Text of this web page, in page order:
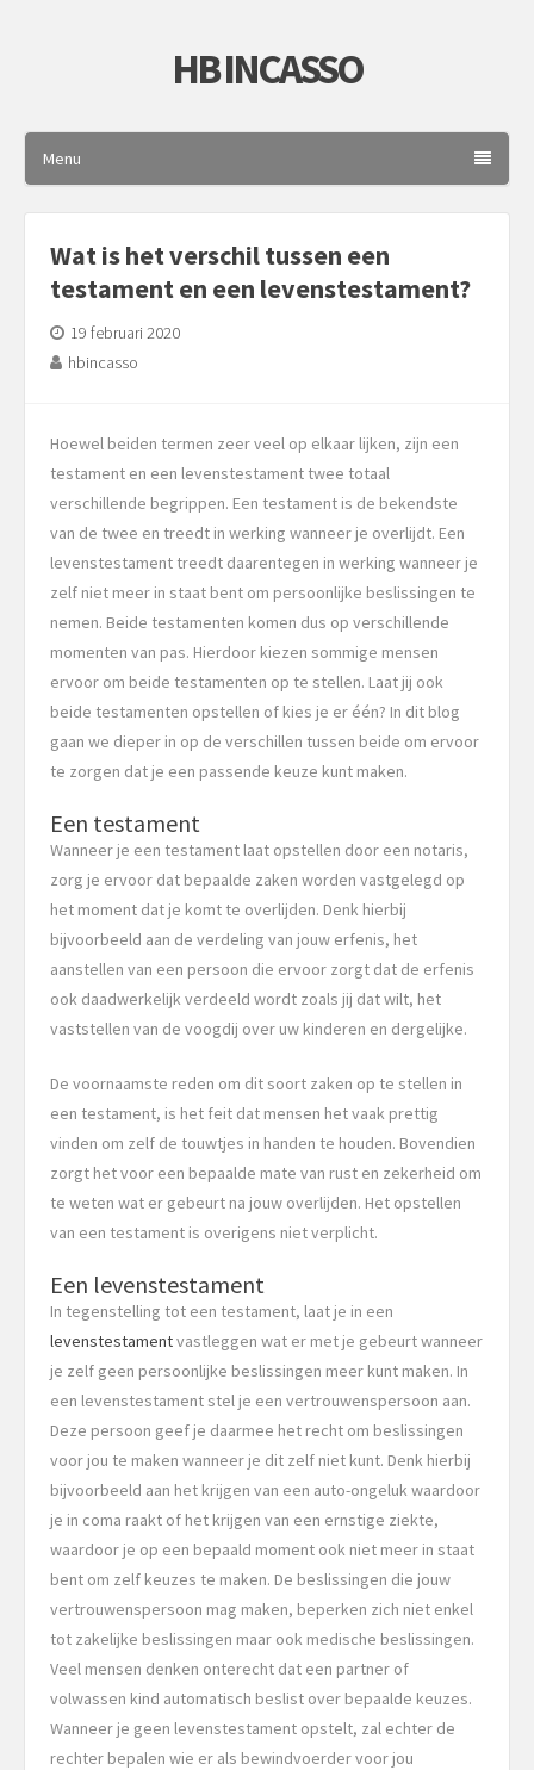
HB INCASSO
Menu
Wat is het verschil tussen een
testament en een levenstestament?
19 februari 2020
hbincasso
Hoewel beiden termen zeer veel op elkaar lijken, zijn een
testament en een levenstestament twee totaal
verschillende begrippen. Een testament is de bekendste
van de twee en treedt in werking wanneer je overlijdt. Een
levenstestament treedt daarentegen in werking wanneer je
zelf niet meer in staat bent om persoonlijke beslissingen te
nemen. Beide testamenten komen dus op verschillende
momenten van pas. Hierdoor kiezen sommige mensen
ervoor om beide testamenten op te stellen. Laat jij ook
beide testamenten opstellen of kies je er één? In dit blog
gaan we dieper in op de verschillen tussen beide om ervoor
te zorgen dat je een passende keuze kunt maken.
Een testament
Wanneer je een testament laat opstellen door een notaris,
zorg je ervoor dat bepaalde zaken worden vastgelegd op
het moment dat je komt te overlijden. Denk hierbij
bijvoorbeeld aan de verdeling van jouw erfenis, het
aanstellen van een persoon die ervoor zorgt dat de erfenis
ook daadwerkelijk verdeeld wordt zoals jij dat wilt, het
vaststellen van de voogdij over uw kinderen en dergelijke.
De voornaamste reden om dit soort zaken op te stellen in
een testament, is het feit dat mensen het vaak prettig
vinden om zelf de touwtjes in handen te houden. Bovendien
zorgt het voor een bepaalde mate van rust en zekerheid om
te weten wat er gebeurt na jouw overlijden. Het opstellen
van een testament is overigens niet verplicht.
Een levenstestament
In tegenstelling tot een testament, laat je in een
levenstestamentvastleggen wat er met je gebeurt wanneer
je zelf geen persoonlijke beslissingen meer kunt maken. In
een levenstestament stel je een vertrouwenspersoon aan.
Deze persoon geef je daarmee het recht om beslissingen
voor jou te maken wanneer je dit zelf niet kunt. Denk hierbij
bijvoorbeeld aan het krijgen van een auto-ongeluk waardoor
je in coma raakt of het krijgen van een ernstige ziekte,
waardoor je op een bepaald moment ook niet meer in staat
bent om zelf keuzes te maken. De beslissingen die jouw
vertrouwenspersoon mag maken, beperken zich niet enkel
tot zakelijke beslissingen maar ook medische beslissingen.
Veel mensen denken onterecht dat een partner of
volwassen kind automatisch beslist over bepaalde keuzes.
Wanneer je geen levenstestament opstelt, zal echter de
rechter bepalen wie er als bewindvoerder voor jou